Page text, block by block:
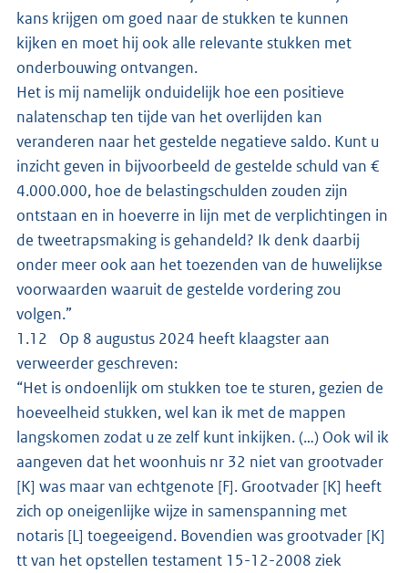
kans krijgen om goed naar de stukken te kunnen
kijken en moet hij ook alle relevante stukken met
onderbouwing ontvangen.
Het is mij namelijk onduidelijk hoe een positieve
nalatenschap ten tijde van het overlijden kan
veranderen naar het gestelde negatieve saldo. Kunt u
inzicht geven in bijvoorbeeld de gestelde schuld van €
4.000.000, hoe de belastingschulden zouden zijn
ontstaan en in hoeverre in lijn met de verplichtingen in
de tweetrapsmaking is gehandeld? Ik denk daarbij
onder meer ook aan het toezenden van de huwelijkse
voorwaarden waaruit de gestelde vordering zou
volgen.”
1.12 Op 8 augustus 2024 heeft klaagster aan
verweerder geschreven:
“Het is ondoenlijk om stukken toe te sturen, gezien de
hoeveelheid stukken, wel kan ik met de mappen
langskomen zodat u ze zelf kunt inkijken. (…) Ook wil ik
aangeven dat het woonhuis nr 32 niet van grootvader
[K] was maar van echtgenote [F]. Grootvader [K] heeft
zich op oneigenlijke wijze in samenspanning met
notaris [L] toegeeigend. Bovendien was grootvader [K]
tt van het opstellen testament 15-12-2008 ziek